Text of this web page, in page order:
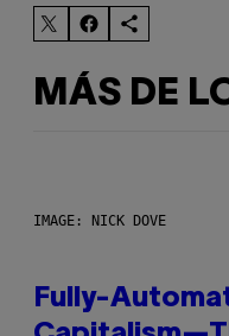
MÁS DE
IMAGE: NICK DOVE
Fully-